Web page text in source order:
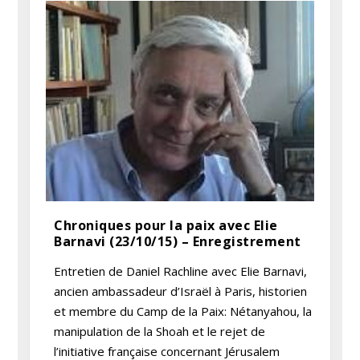
Chroniques pour la paix avec Elie
Barnavi (23/10/15) – Enregistrement
Entretien de Daniel Rachline avec Elie Barnavi,
ancien ambassadeur d’Israël à Paris, historien
et membre du Camp de la Paix: Nétanyahou, la
manipulation de la Shoah et le rejet de
l’initiative française concernant Jérusalem